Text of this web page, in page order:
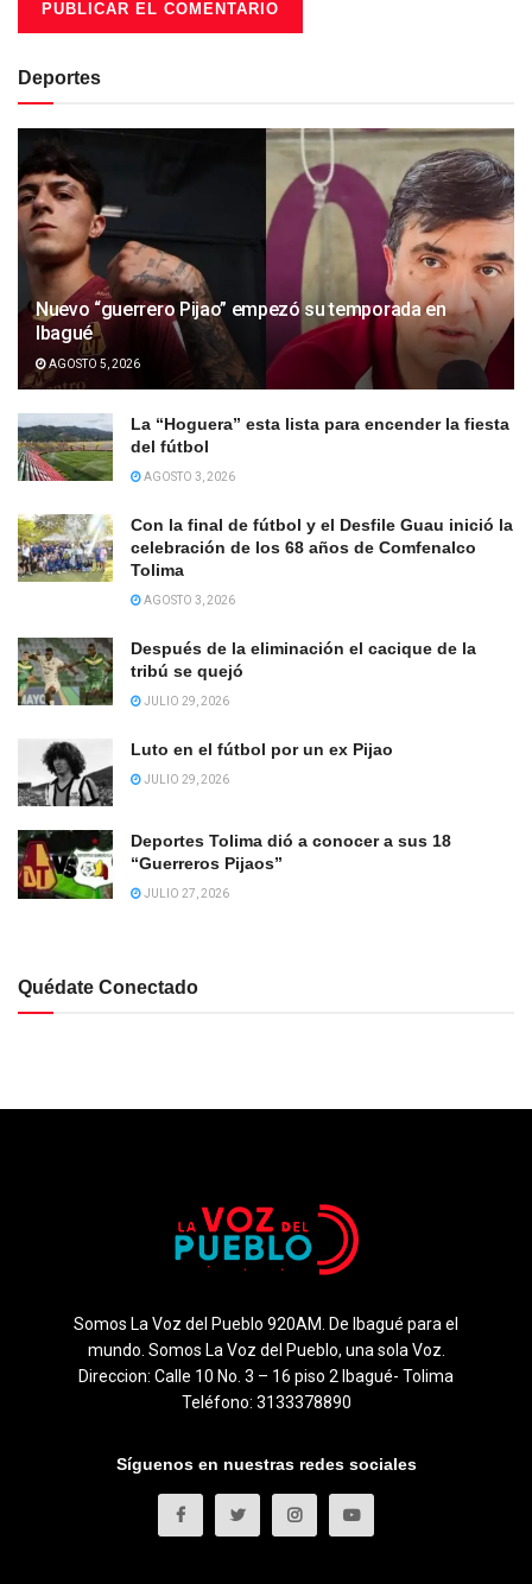
Deportes
Nuevo “guerrero Pijao” empezó su temporada en
Ibagué
AGOSTO 5, 2026
La “Hoguera” esta lista para encender la fiesta
del fútbol
AGOSTO 3, 2026
Con la final de fútbol y el Desfile Guau inició la
celebración de los 68 años de Comfenalco
Tolima
AGOSTO 3, 2026
Después de la eliminación el cacique de la
tribú se quejó
JULIO 29, 2026
Luto en el fútbol por un ex Pijao
JULIO 29, 2026
Deportes Tolima dió a conocer a sus 18
“Guerreros Pijaos”
JULIO 27, 2026
Quédate Conectado
Somos La Voz del Pueblo 920AM. De Ibagué para el
mundo. Somos La Voz del Pueblo, una sola Voz.
Direccion: Calle 10 No. 3 – 16 piso 2 Ibagué- Tolima
Teléfono: 3133378890
Síguenos en nuestras redes sociales